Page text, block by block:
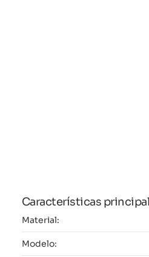
Características
Material:
Modelo: